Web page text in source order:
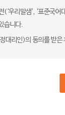
우리말샘’, ‘표준국
습니다.
대리인)의 동의를 받은